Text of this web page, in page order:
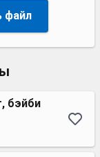
файл
бэйби